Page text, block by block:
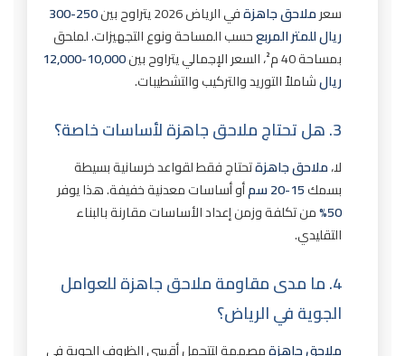
سعرملاحق جاهزةفي الرياض 2026 يتراوح بين
250-300
ريال للمتر المربعحسب المساحة ونوع التجهيزات. لملحق
بمساحة 40 م²، السعر الإجمالي يتراوح بين
10,000-12,000
ريالشاملاً التوريد والتركيب والتشطيبات.
3. هل تحتاج ملاحق جاهزة لأساسات خاصة؟
لا،ملاحق جاهزةتحتاج فقط لقواعد خرسانية بسيطة
بسمك15-20 سم
أو أساسات معدنية خفيفة. هذا يوفر
50% من تكلفة وزمن إعداد الأساسات مقارنة بالبناء
التقليدي.
4. ما مدى مقاومة ملاحق جاهزة للعوامل
الجوية في الرياض؟
ملاحق جاهزةمصممة لتتحمل أقسى الظروف الجوية في